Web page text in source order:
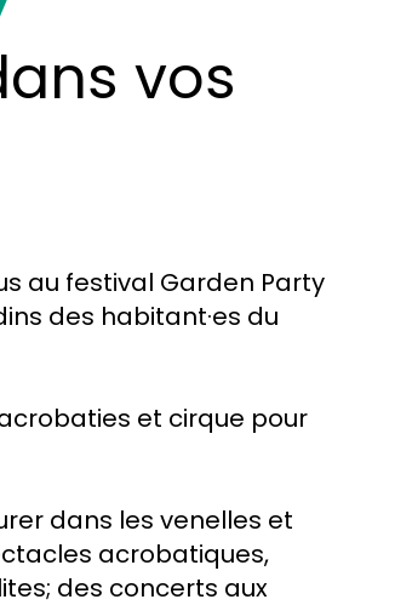
vos
au festival Garden Party
des habitant·es du
et cirque pour
dans les venelles et
acrobatiques,
des concerts aux